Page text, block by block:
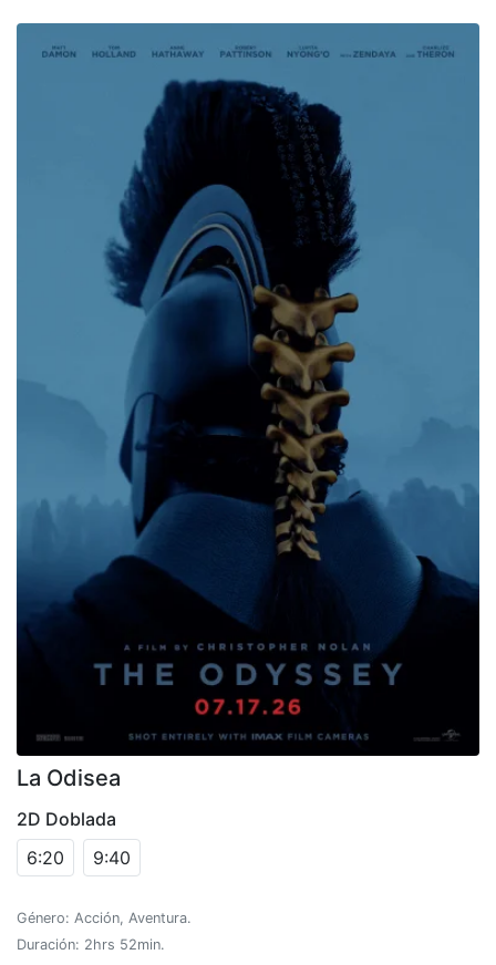
La Odisea
2D Doblada
6:20
9:40
Género: Acción, Aventura.
Duración: 2hrs 52min.